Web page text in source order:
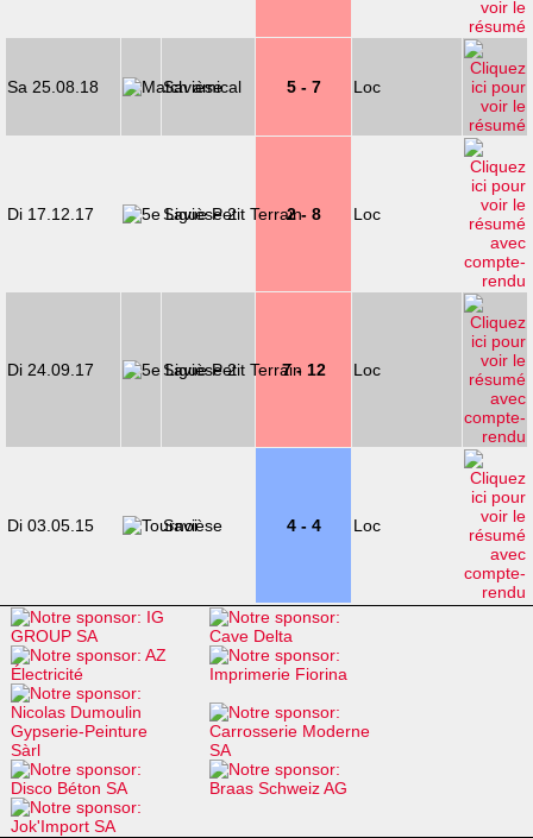
Sa 25.08.18 Savièse 5 - 7 Loc
Di 17.12.17 Savièse 2 2 - 8 Loc
Di 24.09.17 Savièse 2 7 - 12 Loc
Di 03.05.15 Savièse 4 - 4 Loc